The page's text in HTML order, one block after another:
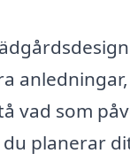
vad som
planerar